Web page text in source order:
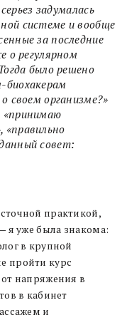
задумалась
системе и вообще
за последние
о регулярном
было решено
своем организме?»
«принимаю
совет:
практикой,
я уже была знакома:
в крупной
пройти курс
напряжения в
в кабинет
и